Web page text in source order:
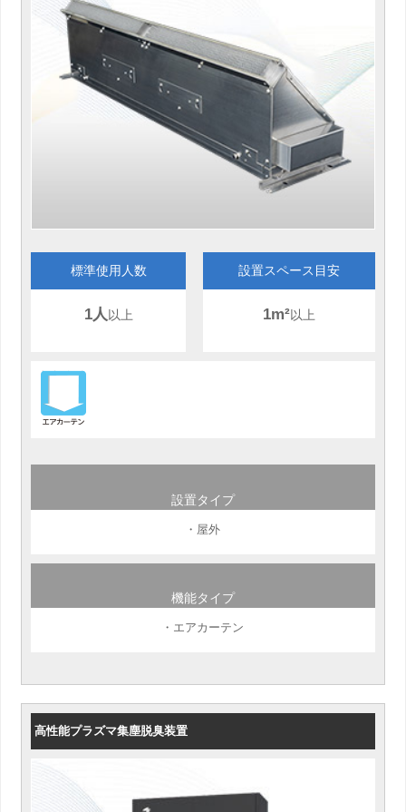
標準使用人数
1人 以上
設置スペース目安
1m²以上
設置タイプ
・屋外
機能タイプ
・エアカーテン
高性能プラズマ集塵脱臭装置